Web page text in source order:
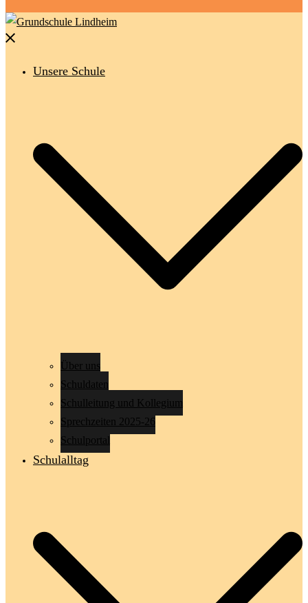
Menü
Unsere Schule
Über uns
Schuldaten
Schulleitung und Kollegium
Sprechzeiten 2025-26
Schulportal
Schulalltag